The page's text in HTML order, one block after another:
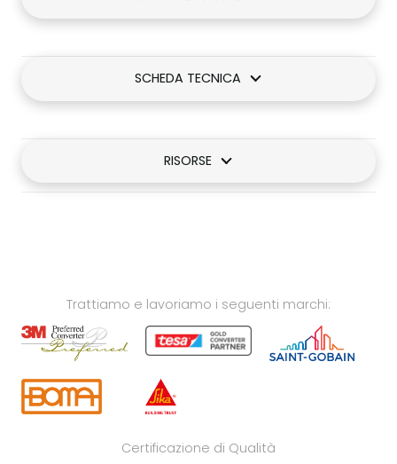
SCHEDA TECNICA
RISORSE
Trattiamo e lavoriamo i seguenti marchi:
Certificazione di Qualità